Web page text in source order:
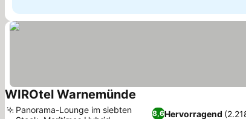
WIROtel Warnemünde
8,6Hervorragend
Panorama-Lounge im siebten